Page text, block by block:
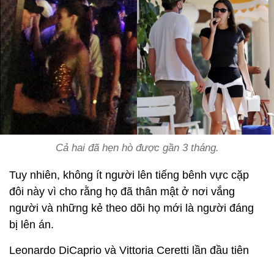
Cả hai đã hẹn hò được gần 3 tháng.
Tuy nhiên, không ít người lên tiếng bênh vực cặp
đôi này vì cho rằng họ đã thân mật ở nơi vắng
người và những kẻ theo dõi họ mới là người đáng
bị lên án.
Leonardo DiCaprio và Vittoria Ceretti lần đầu tiên